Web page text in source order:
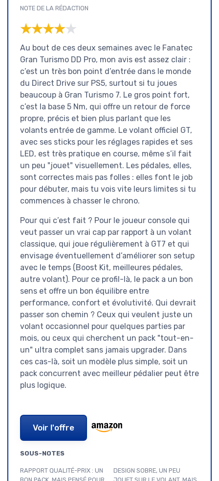
NOTE DE LA RÉDACTION
★★★★★
★★★★★
Au bout de ces deux semaines avec le Fanatec
Gran Turismo DD Pro, mon avis est assez clair :
c’est un très bon point d’entrée dans le monde
du Direct Drive sur PS5, surtout si tu joues
beaucoup à Gran Turismo 7. Le gros point fort,
c’est la base 5 Nm, qui offre un retour de force
propre, précis et bien plus parlant que les
volants entrée de gamme. Le volant officiel GT,
avec ses sticks pour les réglages rapides et ses
LED, est très pratique en course, même s’il fait
un peu "jouet" visuellement. Les pédales, elles,
sont correctes mais pas folles : elles font le job
pour débuter, mais tu vois vite leurs limites si tu
commences à chasser le chrono.
Pour qui c’est fait ? Pour le joueur console qui
veut passer un vrai cap par rapport à un volant
classique, qui joue régulièrement à GT7 et qui
envisage éventuellement d’améliorer son setup
avec le temps (Boost Kit, meilleures pédales,
autre volant). Pour ce profil-là, le pack a un bon
sens et offre un bon équilibre entre
performance, confort et évolutivité. Qui devrait
passer son chemin ? Ceux qui veulent juste un
volant occasionnel pour quelques parties par
mois, ou ceux qui cherchent un pack "tout-en-
un" ultra complet sans jamais upgrader. Dans
ces cas-là, soit un modèle plus simple, soit un
pack concurrent avec meilleur pédalier peut être
plus logique.
Voir l'offre
SOUS-NOTES
RAPPORT QUALITÉ-PRIX : UN
DESIGN SOBRE, UN PEU